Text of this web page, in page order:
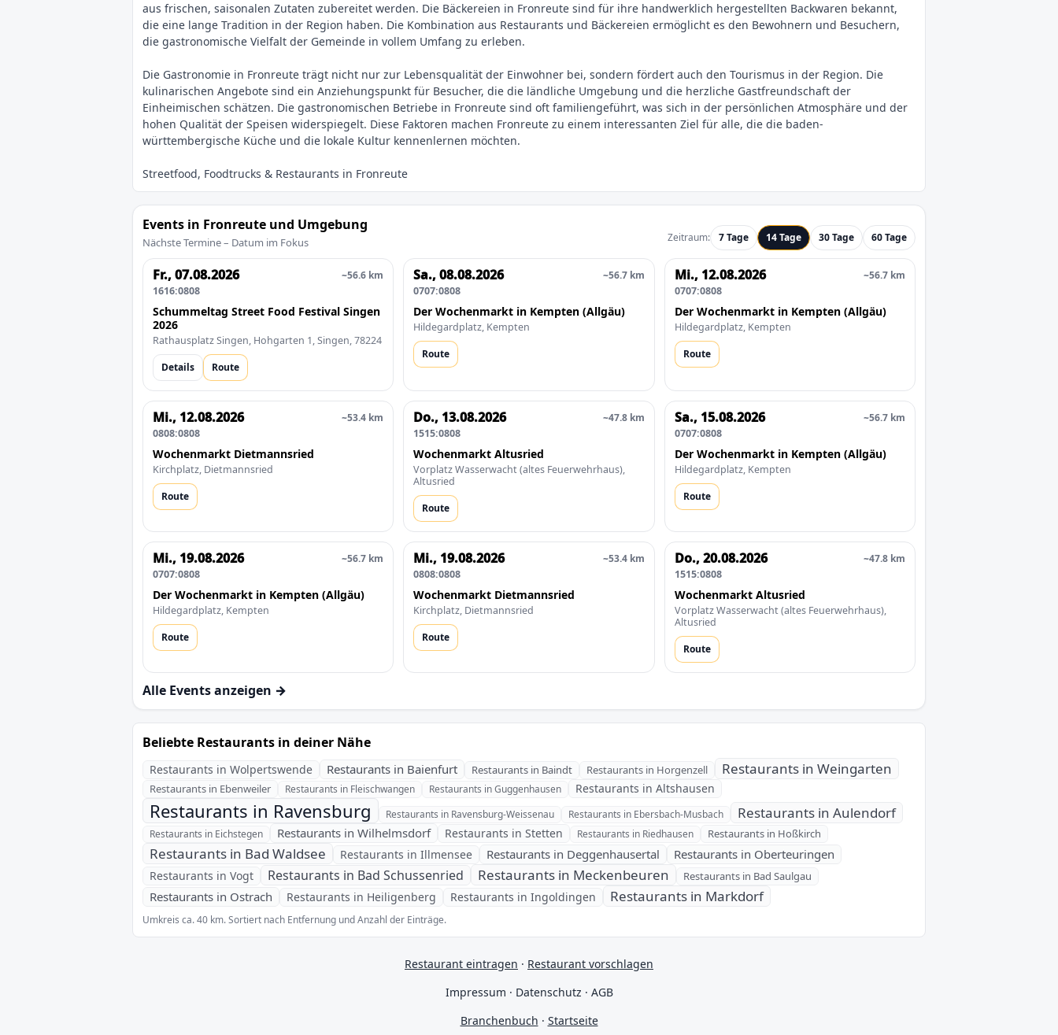
aus frischen, saisonalen Zutaten zubereitet werden. Die Bäckereien in Fronreute sind für ihre handwerklich hergestellten Backwaren bekannt,
die eine lange Tradition in der Region haben. Die Kombination aus Restaurants und Bäckereien ermöglicht es den Bewohnern und Besuchern,
die gastronomische Vielfalt der Gemeinde in vollem Umfang zu erleben.
Die Gastronomie in Fronreute trägt nicht nur zur Lebensqualität der Einwohner bei, sondern fördert auch den Tourismus in der Region. Die
kulinarischen Angebote sind ein Anziehungspunkt für Besucher, die die ländliche Umgebung und die herzliche Gastfreundschaft der
Einheimischen schätzen. Die gastronomischen Betriebe in Fronreute sind oft familiengeführt, was sich in der persönlichen Atmosphäre und der
hohen Qualität der Speisen widerspiegelt. Diese Faktoren machen Fronreute zu einem interessanten Ziel für alle, die die baden-
Events in Fronreute und Umgebung
Nächste Termine – Datum im Fokus Zeitraum: 7 Tage 14 Tage 30 Tage 60 Tage
Fr., 07.08.2026
1616:0808
~56.6 km
Schummeltag Street Food Festival Singen
2026
Rathausplatz Singen, Hohgarten 1, Singen, 78224
Details
Route
Sa., 08.08.2026
0707:0808
~56.7 km
Der Wochenmarkt in Kempten (Allgäu)
Hildegardplatz, Kempten
Route
Mi., 12.08.2026
0707:0808
~56.7 km
Der Wochenmarkt in Kempten (Allgäu)
Hildegardplatz, Kempten
Route
Mi., 12.08.2026
0808:0808
~53.4 km
Wochenmarkt Dietmannsried
Kirchplatz, Dietmannsried
Route
Do., 13.08.2026
1515:0808
~47.8 km
Wochenmarkt Altusried
Vorplatz Wasserwacht (altes Feuerwehrhaus),
Altusried
Route
Sa., 15.08.2026
0707:0808
~56.7 km
Der Wochenmarkt in Kempten (Allgäu)
Hildegardplatz, Kempten
Route
Mi., 19.08.2026
0707:0808
~56.7 km
Der Wochenmarkt in Kempten (Allgäu)
Hildegardplatz, Kempten
Route
Mi., 19.08.2026
0808:0808
~53.4 km
Wochenmarkt Dietmannsried
Kirchplatz, Dietmannsried
Route
Do., 20.08.2026
1515:0808
~47.8 km
Wochenmarkt Altusried
Vorplatz Wasserwacht (altes Feuerwehrhaus),
Altusried
Route
Alle Events anzeigen →
Beliebte Restaurants in deiner Nähe
Restaurants in Wolpertswende Restaurants in Baienfurt Restaurants in Baindt Restaurants in Horgenzell Restaurants in Weingarten
Restaurants in Ebenweiler Restaurants in Fleischwangen Restaurants in Guggenhausen Restaurants in Altshausen
Restaurants in Ravensburg Restaurants in Ravensburg-Weissenau Restaurants in Ebersbach-Musbach Restaurants in Aulendorf
Restaurants in Eichstegen Restaurants in Wilhelmsdorf Restaurants in Stetten Restaurants in Riedhausen Restaurants in Hoßkirch
Restaurants in Bad Waldsee Restaurants in Illmensee Restaurants in Deggenhausertal Restaurants in Oberteuringen
Restaurants in Vogt Restaurants in Bad Schussenried Restaurants in Meckenbeuren Restaurants in Bad Saulgau
Restaurants in Ostrach Restaurants in Heiligenberg Restaurants in Ingoldingen Restaurants in Markdorf
Umkreis ca. 40 km. Sortiert nach Entfernung und Anzahl der Einträge.
Restaurant eintragen · Restaurant vorschlagen
Impressum · Datenschutz · AGB
Branchenbuch · Startseite